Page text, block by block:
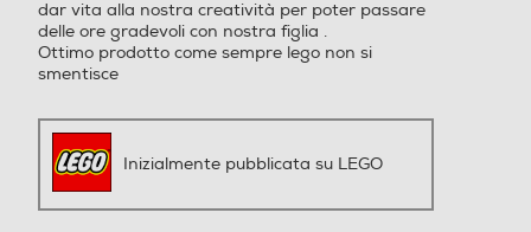
dar vita alla nostra creatività per poter passare
delle ore gradevoli con nostra figlia .
Ottimo prodotto come sempre lego non si
smentisce
Inizialmente pubblicata su LEGO